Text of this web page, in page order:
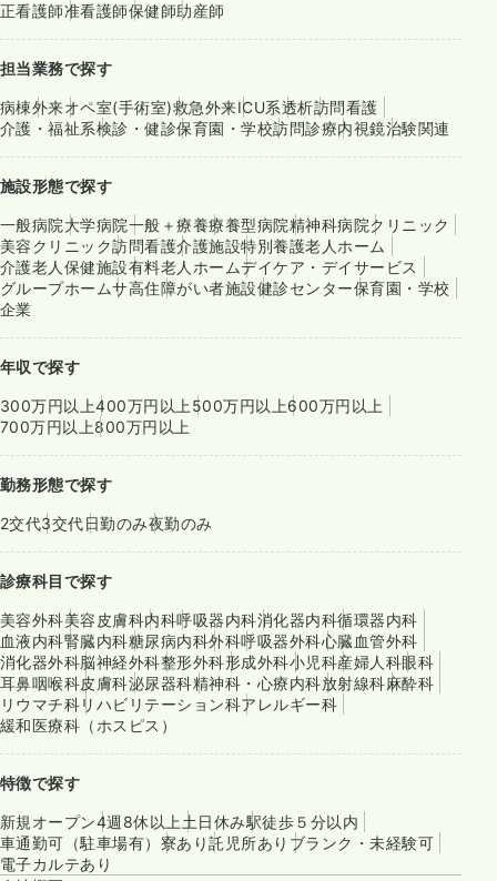
正看護師准看護師保健師助産師
担当業務で探す
病棟外来オペ室(手術室)救急外来ICU系透析訪問看護
介護・福祉系検診・健診保育園・学校訪問診療内視鏡治験関連
施設形態で探す
一般病院大学病院一般＋療養療養型病院精神科病院クリニック
美容クリニック訪問看護介護施設特別養護老人ホーム
介護老人保健施設有料老人ホームデイケア・デイサービス
グループホームサ高住障がい者施設健診センター保育園・学校
企業
年収で探す
300万円以上400万円以上 500万円以上600万円以上
700万円以上800万円以上
勤務形態で探す
2交代3交代日勤のみ夜勤のみ
診療科目で探す
美容外科美容皮膚科内科呼吸器内科消化器内科循環器内科
血液内科腎臓内科糖尿病内科外科呼吸器外科心臓血管外科
消化器外科脳神経外科整形外科形成外科小児科産婦人科眼科
耳鼻咽喉科皮膚科泌尿器科精神科・心療内科放射線科麻酔科
リウマチ科リハビリテーション科アレルギー科
緩和医療科（ホスピス）
特徴で探す
新規オープン4週8休以上 土日休み駅徒歩５分以内
車通勤可（駐車場有） 寮あり託児所あり ブランク・未経験可
電子カルテあり